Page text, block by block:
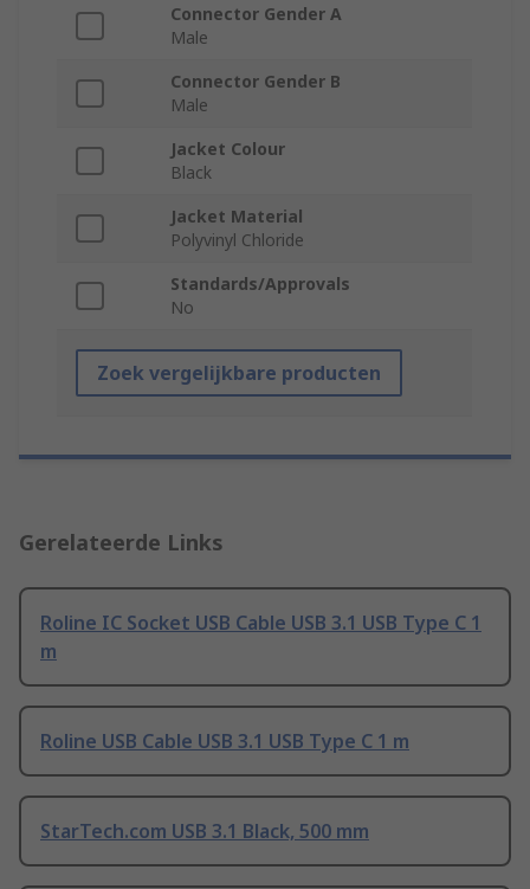
Connector Gender A
Male
Connector Gender B
Male
Jacket Colour
Black
Jacket Material
Polyvinyl Chloride
Standards/Approvals
No
Zoek vergelijkbare producten
Gerelateerde Links
Roline IC Socket USB Cable USB 3.1 USB Type C 1
m
Roline USB Cable USB 3.1 USB Type C 1 m
StarTech.com USB 3.1 Black, 500 mm